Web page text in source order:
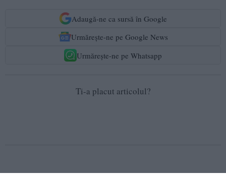
Adaugă-ne ca sursă în Google
Urmărește-ne pe Google News
Urmărește-ne pe Whatsapp
Ti-a placut articolul?